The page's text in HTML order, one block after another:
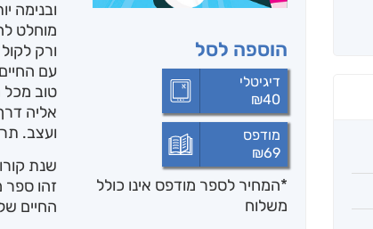
הוספה לסל
דיגיטלי
₪40
מודפס
₪69
*המחיר לספר מודפס אינו כולל
משלוח
ובנימה
מוחלט
ורק
עם
טוב מכל
אליה
ועצב.
שנת קורונה + 18 הוא ספר שמתחילים
זהו ספר
החיים